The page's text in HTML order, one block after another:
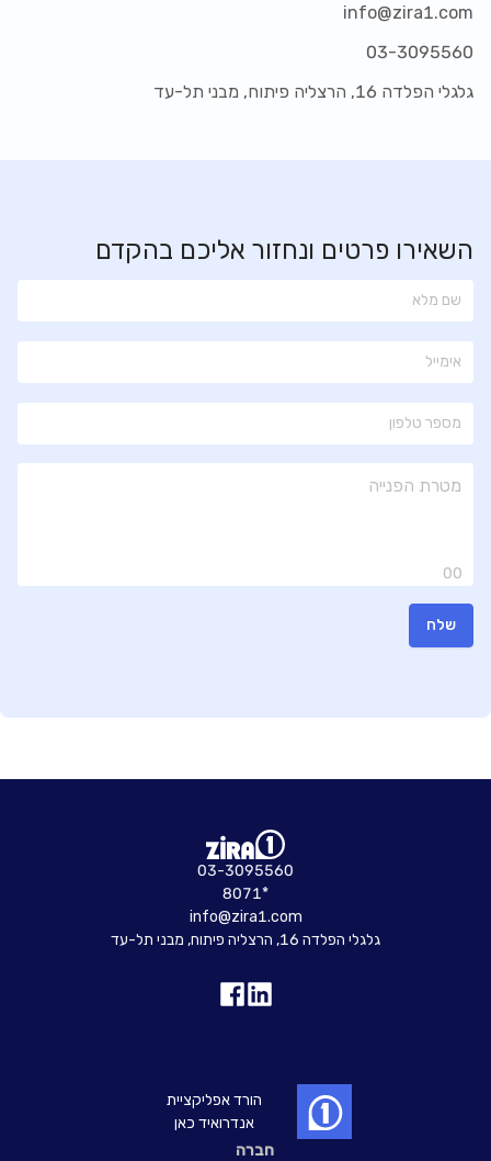
info@zira1.com
03-3095560
גלגלי הפלדה 16, הרצליה פיתוח, מבני תל-עד
השאירו פרטים ונחזור אליכם בהקדם
00
שלח
חברה
03-3095560
8071*
info@zira1.com
גלגלי הפלדה 16, הרצליה פיתוח, מבני תל-עד
הורד אפליקציית
אנדרואיד כאן